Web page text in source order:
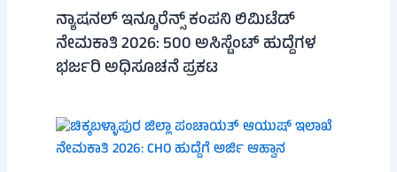
ನ್ಯಾಷನಲ್ ಇನ್ಶೂರೆನ್ಸ್ ಕಂಪನಿ ಲಿಮಿಟೆಡ್
ನೇಮಕಾತಿ 2026: 500 ಅಸಿಸ್ಟೆಂಟ್ ಹುದ್ದೆಗಳ
ಭರ್ಜರಿ ಅಧಿಸೂಚನೆ ಪ್ರಕಟ